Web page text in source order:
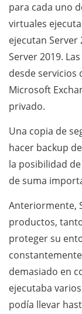
para cada uno
virtuales
ejecutan Server
Server 2019.
desde servicios
Microsoft
privado.
Una copia de
hacer backup
la posibilidad
de suma
Anteriormente,
productos,
proteger su
demasiado en
ejecutaba
podía llevar